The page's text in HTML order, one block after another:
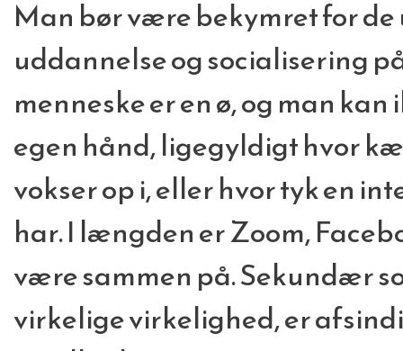
Man bør være bekymret for de
uddannelse og socialisering
menneske er en ø, og man
egen hånd, ligegyldigt hvor
vokser op i, eller hvor tyk en
har. I længden er Zoom,
være sammen på. Sekundær
virkelige virkelighed, er